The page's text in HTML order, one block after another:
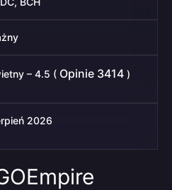
– 4.5 ( Opinie 3414 )
2026